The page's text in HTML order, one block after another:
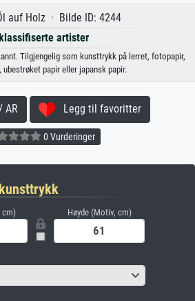
auf Holz · Bilde ID: 4244
artister
Tilgjengelig som kunsttrykk på lerret, fotopapir,
papir eller japansk papir.
AR Legg til favoritter
0 Vurderinger
cm) Høyde (Motiv, cm)